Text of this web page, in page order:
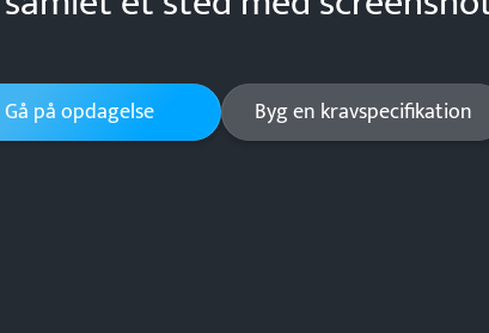
Gå på opdagelse Byg en kravspecifikation